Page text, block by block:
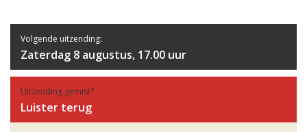
Volgende uitzending:
Zaterdag 8 augustus, 17.00 uur
Uitzending gemist?
Luister terug